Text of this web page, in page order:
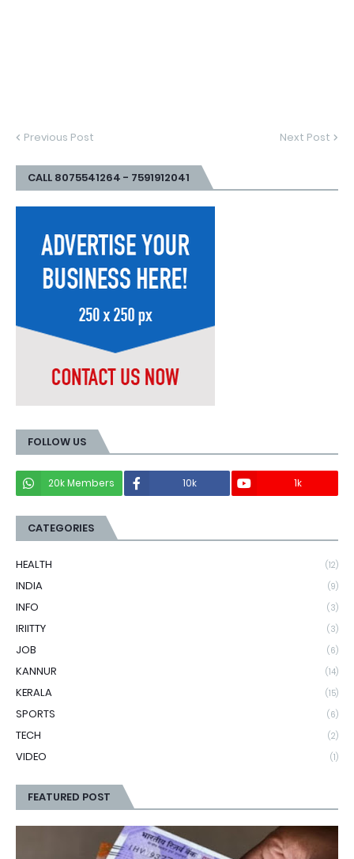
Previous Post Next Post
CALL 8075541264 - 7591912041
FOLLOW US
20k Members 10k 1k
CATEGORIES
HEALTH (12)
INDIA (9)
INFO (3)
IRIITTY (3)
JOB (6)
KANNUR (14)
KERALA (15)
SPORTS (6)
TECH (2)
VIDEO (1)
FEATURED POST